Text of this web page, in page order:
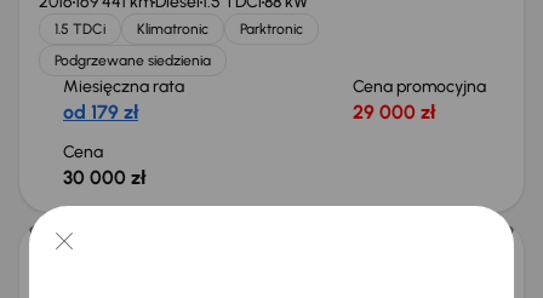
1.5 TDCi Klimatronic
Parktronic
Podgrzewane siedzienia
Miesięczna rata
od 179 zł
Cena promocyjna
29 000 zł
Cena
30 000 zł